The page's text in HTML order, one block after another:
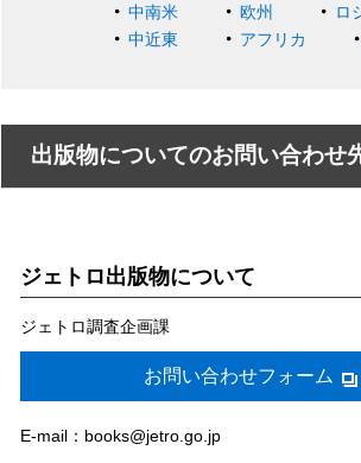
中南米
欧州
ロ
中近東
アフリカ
出版物についてのお問い合わせ
ジェトロ出版物について
ジェトロ調査企画課
お問い合わせフォーム
E-mail：books@jetro.go.jp